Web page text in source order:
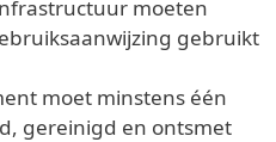
moeten
gebruikt
moet minstens één
gereinigd en ontsmet